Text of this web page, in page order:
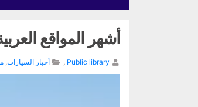
أشهر المواقع
Public library
, أخبار السيارات,